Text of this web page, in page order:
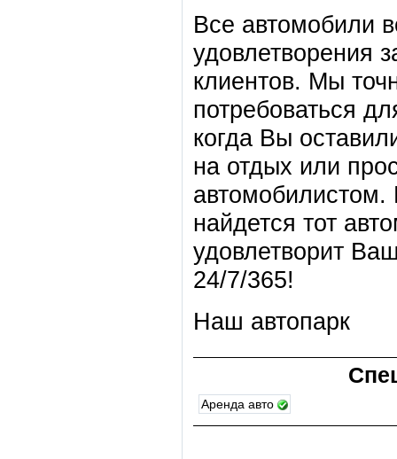
Все автомобили
удовлетворения
клиентов. Мы
потребоваться
когда Вы
на отдых или
автомобилистом.
найдется тот
удовлетворит
24/7/365!
Наш автопарк
Аренда авто